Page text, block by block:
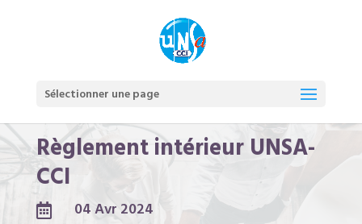
Sélectionner une page
Règlement intérieur UNSA-
CCI
 04 Avr 2024